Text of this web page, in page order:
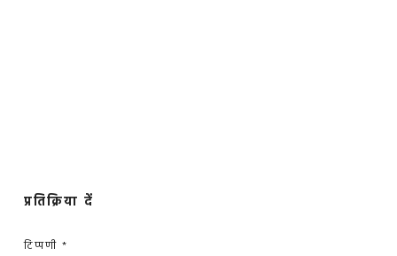
प्रतिक्रिया दें
टिप्पणी *